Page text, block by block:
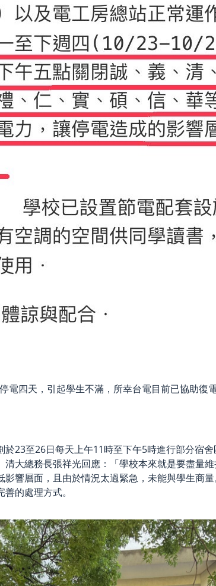
電四天，引起學生不滿，所幸台電目前已協助
23至26日每天上午11時至下午5時進行部分宿
清大總務長張祥光回應：「學校本來就是要盡量
響層面，且由於情況太過緊急，未能與學生商
的處理方式。